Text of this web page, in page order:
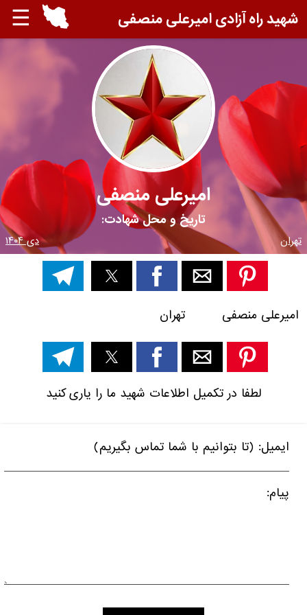
☰ شهید راه آزادی امیرعلی منصفی
امیرعلی منصفی
تاریخ و محل شهادت:
تهران دی ۱۴۰۴
امیرعلی منصفی تهران
لطفا در تکمیل اطلاعات شهید ما را یاری کنید
ایمیل: (تا بتوانیم با شما تماس بگیریم)
پیام: